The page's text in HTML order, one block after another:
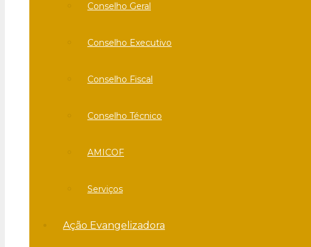
Conselho Geral
Conselho Executivo
Conselho Fiscal
Conselho Técnico
AMICOF
Serviços
Ação Evangelizadora